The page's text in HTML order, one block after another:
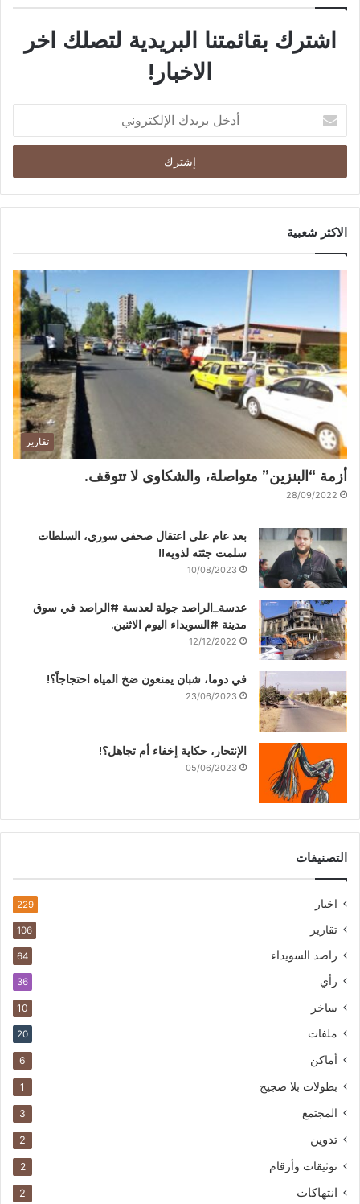
اشترك بقائمتنا البريدية لتصلك اخر
الاخبار!
الاكثر شعبية
تقارير
أزمة “البنزين” متواصلة، والشكاوى لا تتوقف.
28/09/2022
بعد عام على اعتقال صحفي سوري، السلطات
سلمت جثته لذويه!!
10/08/2023
عدسة_الراصد جولة لعدسة #الراصد في سوق
مدينة #السويداء اليوم الاثنين.
12/12/2022
في دوما، شبان يمنعون ضخ المياه احتجاجاً؟!
23/06/2023
الإنتحار، حكاية إخفاء أم تجاهل؟!
05/06/2023
التصنيفات
اخبار 229
تقارير 106
راصد السويداء 64
رأي 36
ساخر 10
ملفات 20
أماكن 6
بطولات بلا ضجيج 1
المجتمع 3
تدوين 2
توثيقات وأرقام 2
انتهاكات 2